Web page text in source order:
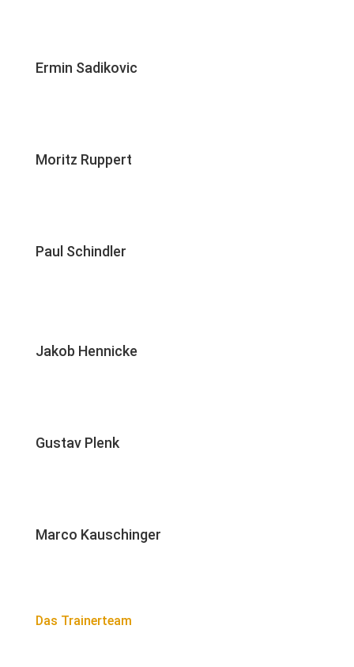
Ermin Sadikovic
Moritz Ruppert
Paul Schindler
Jakob Hennicke
Gustav Plenk
Marco Kauschinger
Das Trainerteam